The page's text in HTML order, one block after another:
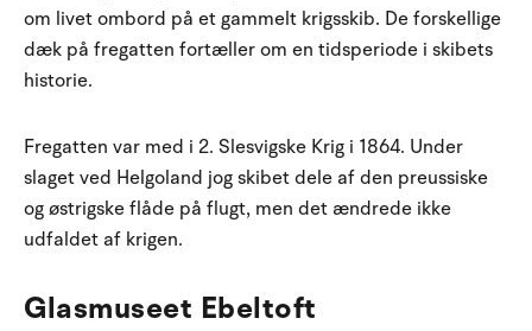
om livet ombord på et gammelt krigsskib. De forskellige
dæk på fregatten fortæller om en tidsperiode i skibets
historie.
Fregatten var med i 2. Slesvigske Krig i 1864. Under
slaget ved Helgoland jog skibet dele af den preussiske
og østrigske flåde på flugt, men det ændrede ikke
udfaldet af krigen.
Glasmuseet Ebeltoft